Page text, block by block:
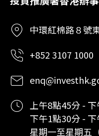
中環紅棉路８號
+852 3107 1000
上午8點45分 -
下午1點30分 - 下
星期一至星期五